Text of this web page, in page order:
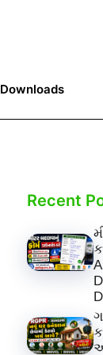
Downloads
Recent